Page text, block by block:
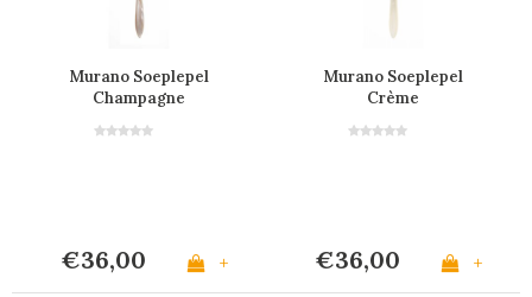
Murano Soeplepel
Champagne
€36,00 +
Murano Soeplepel
Crème
€36,00 +